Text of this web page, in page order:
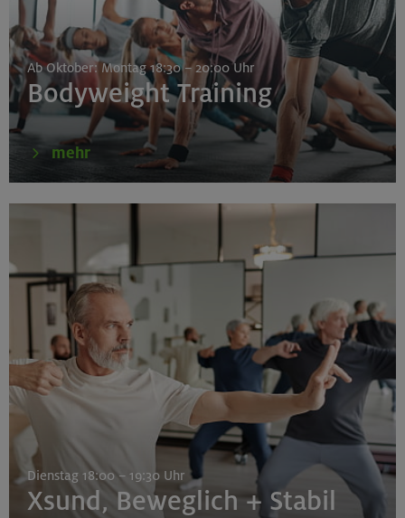
Ab Oktober: Montag 18:30 – 20:00 Uhr
Bodyweight Training
mehr
Dienstag 18:00 – 19:30 Uhr
Xsund, Beweglich + Stabil